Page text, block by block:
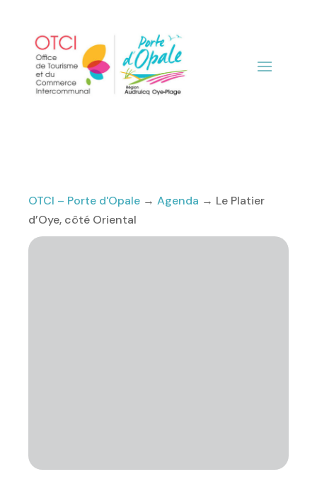
OTCI – Porte d'Opale → Agenda → Le Platier
d’Oye, côté Oriental